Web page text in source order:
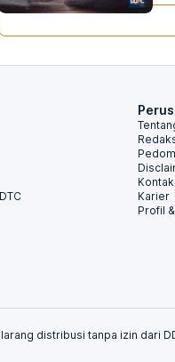
Karier
Profil
distribusi tanpa izin dari